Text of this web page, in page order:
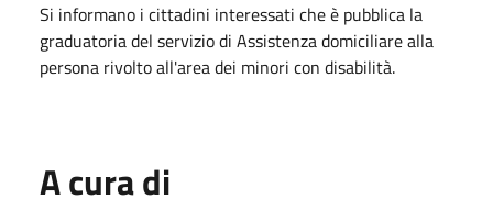
Si informano i cittadini interessati che è pubblica la
graduatoria del servizio di Assistenza domiciliare alla
persona rivolto all'area dei minori con disabilità.
A cura di